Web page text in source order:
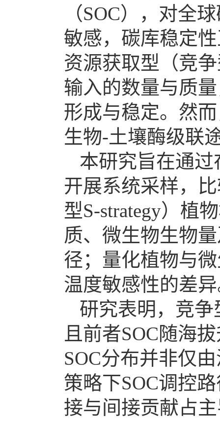
（SOC），对全
敏感，碳库稳定
资源获取型（竞
输入的数量与质
形成与稳定。然
生物-土壤酶级联
本研究旨在通
开展系统采样，
型S-strategy）植
质、微生物生物
径；量化植物与
温度敏感性的差
研究表明，竞
且前者SOC随海
SOC分布并非仅
策略下SOC调控
接与间接贡献占